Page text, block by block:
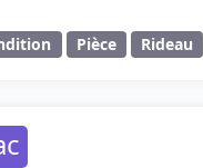
Pièce Rideau